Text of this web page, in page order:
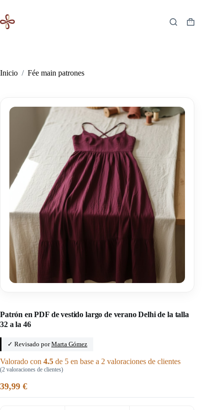
contenido
Carro
Inicio / Fée main patrones
Patrón en PDF de vestido largo de verano Delhi de la talla
32 a la 46
✓ Revisado porMarta Gómez
Valorado con 4.5 de 5 en base a 2 valoraciones de clientes
(2 valoraciones de clientes)
39,99 €